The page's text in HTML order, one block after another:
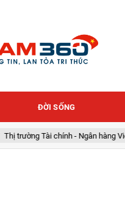
ĐỜI SỐNG
Tài chính - Ngân hàng Việt Nam